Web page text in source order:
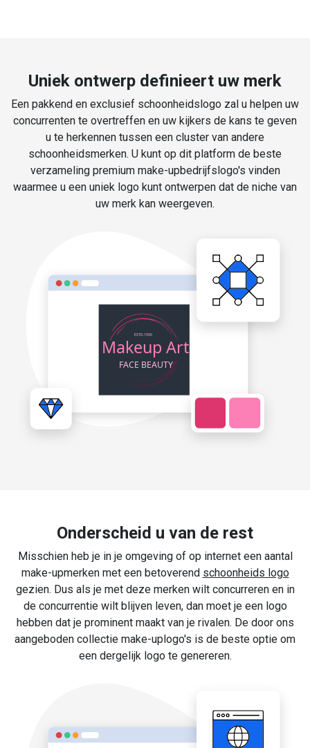
Uniek ontwerp definieert uw merk
Een pakkend en exclusief schoonheidslogo zal u helpen uw
concurrenten te overtreffen en uw kijkers de kans te geven
u te herkennen tussen een cluster van andere
schoonheidsmerken. U kunt op dit platform de beste
verzameling premium make-upbedrijfslogo's vinden
waarmee u een uniek logo kunt ontwerpen dat de niche van
uw merk kan weergeven.
Onderscheid u van de rest
Misschien heb je in je omgeving of op internet een aantal
make-upmerken met een betoverend schoonheids logo
gezien. Dus als je met deze merken wilt concurreren en in
de concurrentie wilt blijven leven, dan moet je een logo
hebben dat je prominent maakt van je rivalen. De door ons
aangeboden collectie make-uplogo's is de beste optie om
een dergelijk logo te genereren.